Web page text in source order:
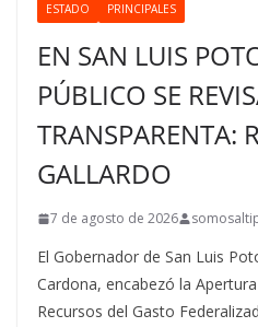
ESTADO PRINCIPALES
EN SAN LUIS
PÚBLICO SE
TRANSPARENTA:
GALLARDO
7 de agosto de 2026
El Gobernador de San Luis
Cardona, encabezó la
Recursos del Gasto